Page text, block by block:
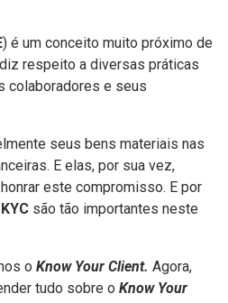
) é um conceito muito próximo de
respeito a diversas práticas
colaboradores e seus
seus bens materiais nas
E elas, por sua vez,
este compromisso. E por
KYC são tão importantes neste
o Know Your Client. Agora,
tudo sobre o Know Your